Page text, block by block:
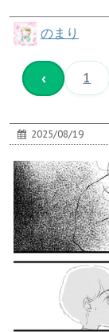
のまり
‹ 1
2025/08/19